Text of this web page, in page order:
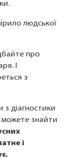
людської
про
І
з
діагностики
можете знайти
і